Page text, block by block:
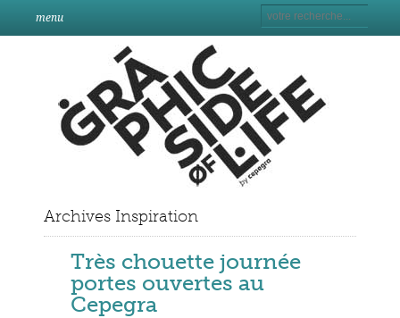
menu
Archives Inspiration
Très chouette journée
portes ouvertes au
Cepegra